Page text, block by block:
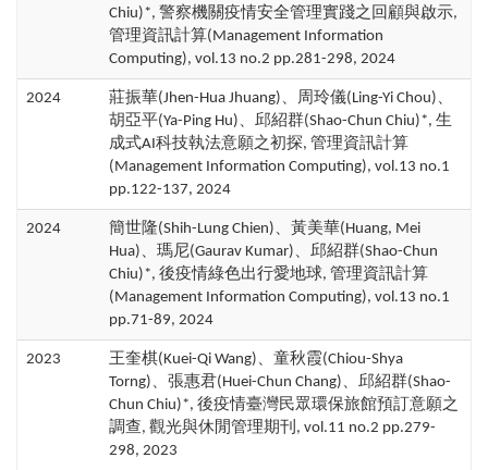
Chiu)*, 警察機關疫情安全管理實踐之回顧與啟示,
管理資訊計算(Management Information
Computing), vol.13 no.2 pp.281-298, 2024
2024
莊振華(Jhen-Hua Jhuang)、周玲儀(Ling-Yi Chou)、
胡亞平(Ya-Ping Hu)、邱紹群(Shao-Chun Chiu)*, 生
成式AI科技執法意願之初探, 管理資訊計算
(Management Information Computing), vol.13 no.1
pp.122-137, 2024
2024
簡世隆(Shih-Lung Chien)、黃美華(Huang, Mei
Hua)、瑪尼(Gaurav Kumar)、邱紹群(Shao-Chun
Chiu)*, 後疫情綠色出行愛地球, 管理資訊計算
(Management Information Computing), vol.13 no.1
pp.71-89, 2024
2023
王奎棋(Kuei-Qi Wang)、童秋霞(Chiou-Shya
Torng)、張惠君(Huei-Chun Chang)、邱紹群(Shao-
Chun Chiu)*, 後疫情臺灣民眾環保旅館預訂意願之
調查, 觀光與休閒管理期刊, vol.11 no.2 pp.279-
298, 2023